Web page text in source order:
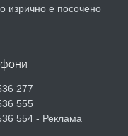
в гр. Хасково кв.
МЕБЕЛИ.
изрично е посочено
277
555
554 - Реклама